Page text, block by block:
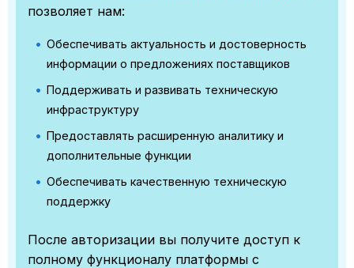
позволяет нам:
Обеспечивать актуальность и достоверность
информации о предложениях поставщиков
Поддерживать и развивать техническую
инфраструктуру
Предоставлять расширенную аналитику и
дополнительные функции
Обеспечивать качественную техническую
поддержку
После авторизации вы получите доступ к
полному функционалу платформы с